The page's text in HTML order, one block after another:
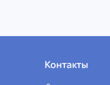
Контакты